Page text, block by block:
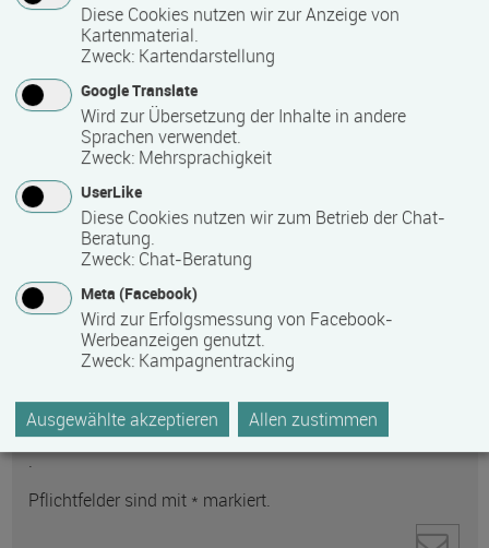
Anti-Roboter-Verifizierung
Ihre personenbezogenen Daten werden zur
Kontaktaufnahme direkt an den ausgewählten
Empfänger gesendet. Weitere Informationen zum
Daten finden Sie in unserer
Datenschutzerklärung
.
Pflichtfelder sind mit * markiert.
Diese Cookies nutzen wir zur Anzeige von
Kartenmaterial.
Zweck: Kartendarstellung
Google Translate
Wird zur Übersetzung der Inhalte in andere
Sprachen verwendet.
Zweck: Mehrsprachigkeit
UserLike
Diese Cookies nutzen wir zum Betrieb der Chat-
Beratung.
Zweck: Chat-Beratung
Meta (Facebook)
Wird zur Erfolgsmessung von Facebook-
Werbeanzeigen genutzt.
Zweck: Kampagnentracking
Ausgewählte akzeptieren Allen zustimmen